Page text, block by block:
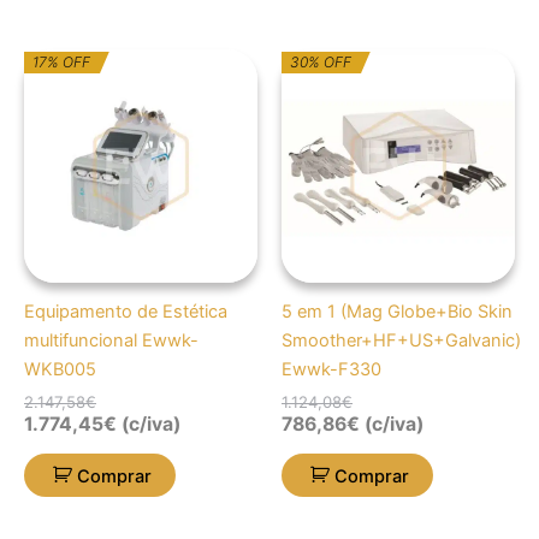
17% OFF
Equipamento de Estética
multifuncional Ewwk-
WKB005
2.147,58€
O
preço
original
era:
2.147,58€.
O
preço
atual
1.774,45€.
1.774,45€ (c/iva)
Comprar
30% OFF
5 em 1 (Mag Globe+Bio Skin
Smoother+HF+US+Galvanic)
Ewwk-F330
1.124,08€
O
preço
era:
1.124,08€.
O
preço
é:
786,86€.
786,86€ (c/iva)
Comprar